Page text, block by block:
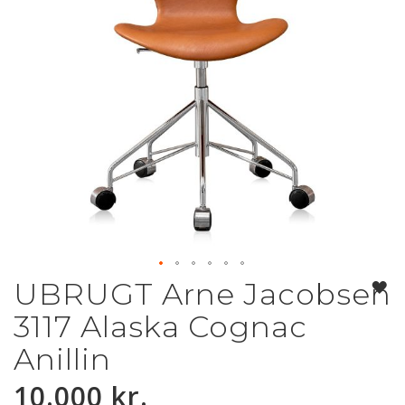
Gå
til
starten
af
billedgalleriet
UBRUGT Arne Jacobsen
3117 Alaska Cognac
Anillin
10.000 kr.